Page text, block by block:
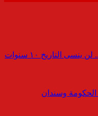
كلمة حق : د.شاكر أديت ماعليك .. لن ينسى التاريخ ١٠ سنوات
وسندان